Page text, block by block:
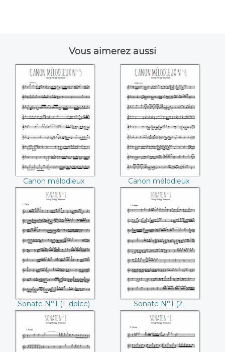
Vous aimerez aussi
Canon mélodieux
N°5 ((Georg Philipp
Telemann))
Canon mélodieux
N°5 (Georg Philipp
Telemann)
Canon mélodieux
N°6 ((Georg Philipp
Telemann))
Canon mélodieux
N°6 (Georg Philipp
Telemann)
Sonate N°1 (1.
dolce) ((Georg
Philipp Telemann))
Sonate N°1 (1. dolce)
(Georg Philipp
Telemann)
Sonate N°1 (2.
Allegro) ((Georg
Philipp Telemann))
Sonate N°1 (2.
Allegro) (Georg
Philipp Telemann)
Sonate N°1 (3.
Sonate N°1 (4.